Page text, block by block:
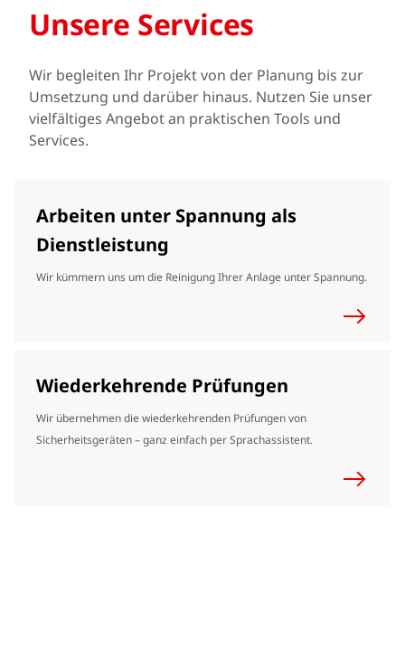
Unsere Services
Wir begleiten Ihr Projekt von der Planung bis zur
Umsetzung und darüber hinaus. Nutzen Sie unser
vielfältiges Angebot an praktischen Tools und
Services.
Arbeiten unter Spannung als
Dienstleistung
Wir kümmern uns um die Reinigung Ihrer Anlage unter Spannung.
Wiederkehrende Prüfungen
Wir übernehmen die wiederkehrenden Prüfungen von
Sicherheitsgeräten – ganz einfach per Sprachassistent.